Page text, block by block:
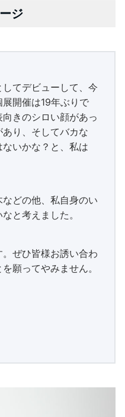
ジ
てデビューして、今
開催は19年ぶりで
きのシロい顔があっ
り、そしてバカな
ないかな？と、私は
どの他、私自身のい
と考えました。
ぜひ皆様お誘い合わ
願ってやみません。